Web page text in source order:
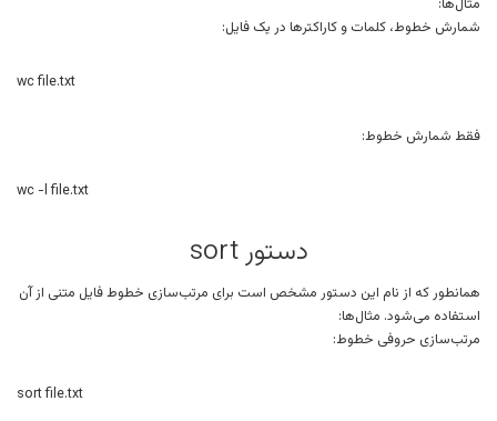
شمارش خطوط، کلمات و کاراکترها در یک فایل:
wc file.txt
فقط شمارش خطوط:
wc -l file.txt
دستور sort
همانطور که از نام این دستور مشخص است برای مرتب‌سازی خطوط فایل متنی از آن
استفاده می‌شود. مثال‌ها:
مرتب‌سازی حروفی خطوط:
sort file.txt